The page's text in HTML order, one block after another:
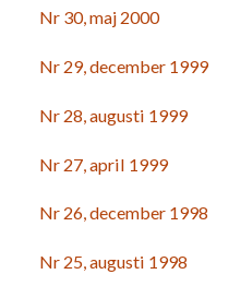
Nr 30, maj 2000
Nr 29, december 1999
Nr 28, augusti 1999
Nr 27, april 1999
Nr 26, december 1998
Nr 25, augusti 1998